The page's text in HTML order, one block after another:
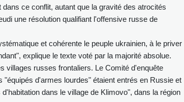
ce conflit, autant que la gravité des atrocités
une résolution qualifiant l'offensive russe de
et cohérente le peuple ukrainien, à le priver
explique le texte voté par la majorité absolue.
villages russes frontaliers. Le Comité d'enquête
d'armes lourdes" étaient entrés en Russie et
dans le village de Klimovo", dans la région